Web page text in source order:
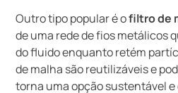
Outro tipo popular é ofiltro de
de uma rede de fios metálicos
do fluido enquanto retém
de malha são reutilizáveis e
torna uma opção sustentável e